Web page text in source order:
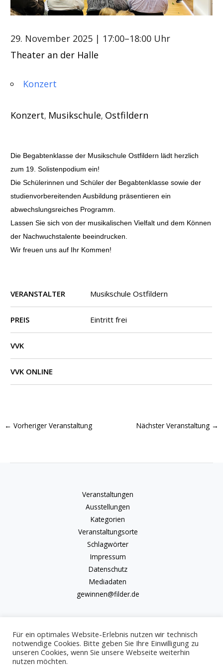
29. November 2025 | 17:00–18:00 Uhr
Theater an der Halle
Konzert
Konzert, Musikschule, Ostfildern
Die Begabtenklasse der Musikschule Ostfildern lädt herzlich
zum 19. Solistenpodium ein!
Die Schülerinnen und Schüler der Begabtenklasse sowie der
studienvorbereitenden Ausbildung präsentieren ein
abwechslungsreiches Programm.
Lassen Sie sich von der musikalischen Vielfalt und dem Können
der Nachwuchstalente beeindrucken.
Wir freuen uns auf Ihr Kommen!
VERANSTALTER Musikschule Ostfildern
PREIS Eintritt frei
VVK
VVK ONLINE
← Vorheriger Veranstaltung Nächster Veranstaltung →
Veranstaltungen
Ausstellungen
Kategorien
Veranstaltungsorte
Schlagwörter
Impressum
Datenschutz
Mediadaten
gewinnen@filder.de
Copyright © 2026 kulturkalender-filder.de | Powered by kulturkalender-
Für ein optimales Website-Erlebnis nutzen wir technisch
notwendige Cookies. Bitte geben Sie Ihre Einwilligung zu
unseren Cookies, wenn Sie unsere Webseite weiterhin
nutzen möchten.